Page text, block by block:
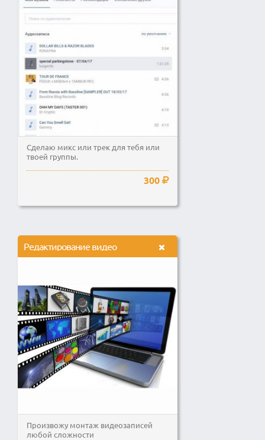
Сделаю микс или трек для тебя или
твоей группы.
300
Редактирование видео
Произвожу монтаж видеозаписей
любой сложности